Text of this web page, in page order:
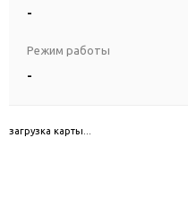
-
Режим работы
-
загрузка карты...